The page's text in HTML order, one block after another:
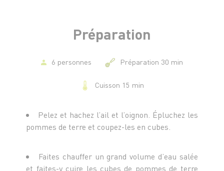
Préparation
6 personnes Préparation 30 min
Cuisson 15 min
Pelez et hachez l’ail et l’oignon. Épluchez les
pommes de terre et coupez-les en cubes.
Faites chauffer un grand volume d’eau salée
et faites-y cuire les cubes de pommes de terre